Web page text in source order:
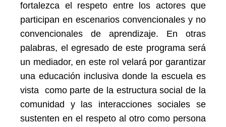
fortalezca el respeto entre los actores que
participan en escenarios convencionales y no
convencionales de aprendizaje. En otras
palabras, el egresado de este programa será
un mediador, en este rol velará por garantizar
una educación inclusiva donde la escuela es
vista como parte de la estructura social de la
comunidad y las interacciones sociales se
sustenten en el respeto al otro como persona